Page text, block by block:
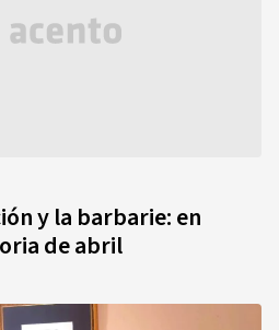
y la barbarie: en
de abril